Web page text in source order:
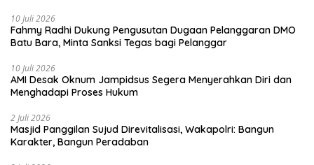
10 Juli 2026
Fahmy Radhi Dukung Pengusutan Dugaan Pelanggaran DMO
Batu Bara, Minta Sanksi Tegas bagi Pelanggar
10 Juli 2026
AMI Desak Oknum Jampidsus Segera Menyerahkan Diri dan
Menghadapi Proses Hukum
2 Juli 2026
Masjid Panggilan Sujud Direvitalisasi, Wakapolri: Bangun
Karakter, Bangun Peradaban